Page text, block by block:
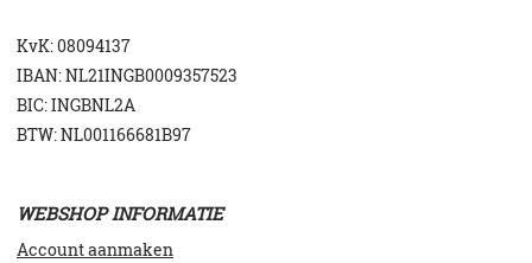
KvK: 08094137
IBAN: NL21INGB0009357523
BIC: INGBNL2A
BTW: NL001166681B97
WEBSHOP INFORMATIE
Account aanmaken